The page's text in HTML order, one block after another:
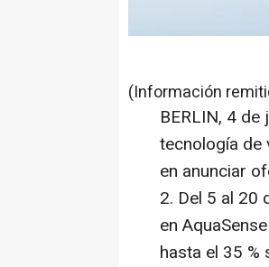
(Información
BERLIN, 4 de
tecnología de
en anunciar
2. Del 5 al 20
en
hasta el 35 %